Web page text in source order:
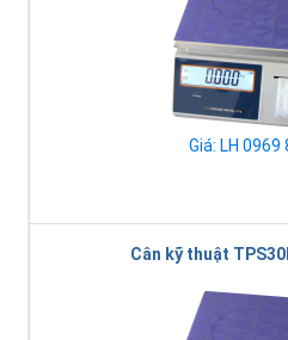
Giá: LH 0969
Cân kỹ thuật